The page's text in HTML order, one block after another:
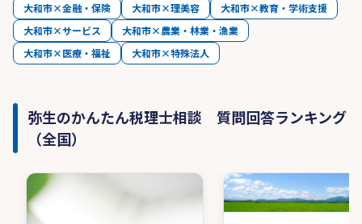
大和市×金融・保険
大和市×理美容
大和市×教育・学術支援
大和市×サービス
大和市×農業・林業・漁業
大和市×医療・福祉
大和市×特殊法人
弥生のかんたん税理士相談 質問回答ランキング
（全国）